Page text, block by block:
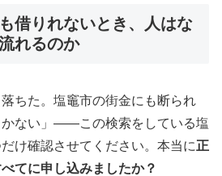
借りれないとき、人はな
れるのか
落ちた。塩竈市の街金にも断られ
かない」——この検索をしている塩
け確認させてください。本当に正
てに申し込みましたか？